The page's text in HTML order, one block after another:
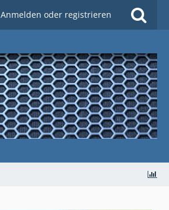
Anmelden oder registrieren